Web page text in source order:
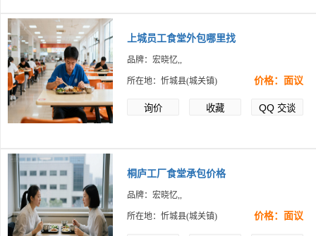
上城员工食堂外包哪里找
品牌：宏晓忆,,
所在地：忻城县(城关镇) 价格：面议
询价 收藏 QQ 交谈
桐庐工厂食堂承包价格
品牌：宏晓忆,,
所在地：忻城县(城关镇) 价格：面议